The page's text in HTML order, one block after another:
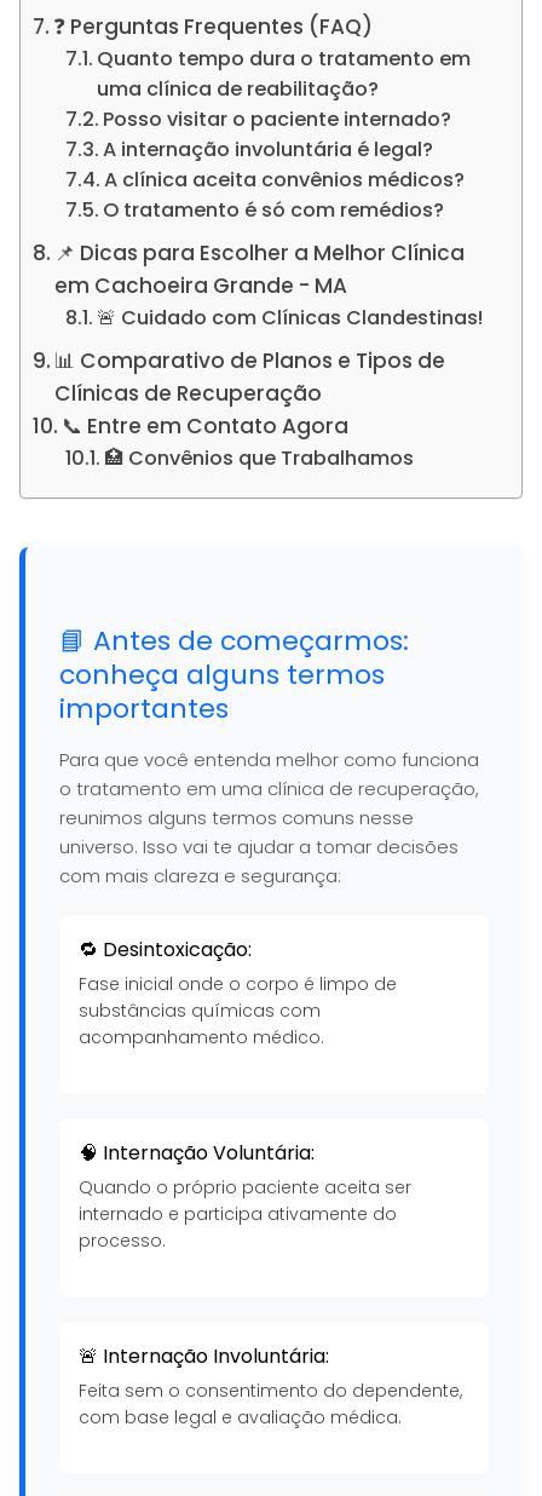
❓ Perguntas Frequentes (FAQ)
Quanto tempo dura o tratamento em
uma clínica de reabilitação?
Posso visitar o paciente internado?
A internação involuntária é legal?
A clínica aceita convênios médicos?
O tratamento é só com remédios?
📌 Dicas para Escolher a Melhor Clínica
em Cachoeira Grande - MA
🚨 Cuidado com Clínicas Clandestinas!
📊 Comparativo de Planos e Tipos de
Clínicas de Recuperação
📞 Entre em Contato Agora
🏥 Convênios que Trabalhamos
📘 Antes de começarmos:
conheça alguns termos
importantes
Para que você entenda melhor como funciona
o tratamento em uma clínica de recuperação,
reunimos alguns termos comuns nesse
universo. Isso vai te ajudar a tomar decisões
com mais clareza e segurança:
🔁 Desintoxicação:
Fase inicial onde o corpo é limpo de
substâncias químicas com
acompanhamento médico.
🧠 Internação Voluntária:
Quando o próprio paciente aceita ser
internado e participa ativamente do
processo.
🚨 Internação Involuntária:
Feita sem o consentimento do dependente,
com base legal e avaliação médica.